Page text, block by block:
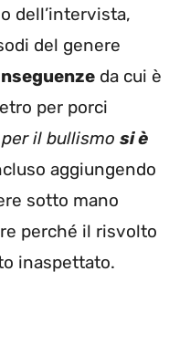
dell’intervista,
del genere
da cui è
per porci
per il bullismo si è
aggiungendo
sotto mano
perché il risvolto
inaspettato.